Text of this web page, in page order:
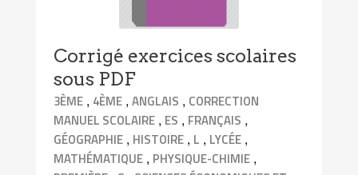
Corrigé exercices scolaires
sous PDF
3ÈME , 4ÈME ,ANGLAIS , CORRECTION
MANUEL SCOLAIRE , ES , FRANÇAIS ,
GÉOGRAPHIE , HISTOIRE , L , LYCÉE ,
MATHÉMATIQUE , PHYSIQUE-CHIMIE ,